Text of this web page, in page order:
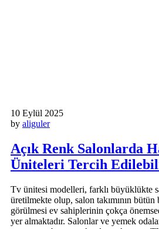
10 Eylül 2025
by aliguler
Açık Renk Salonlarda
Üniteleri Tercih
Tv ünitesi modelleri, farklı büyüklükte
üretilmekte olup, salon takımının
görülmesi ev sahiplerinin çokça
yer almaktadır. Salonlar ve yemek